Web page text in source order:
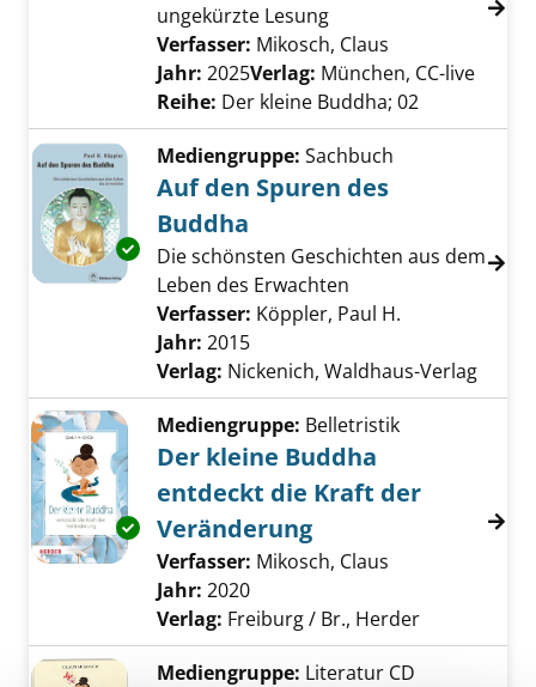
ungekürzte Lesung
Verfasser: Mikosch, Claus
Jahr: 2025Verlag: München, CC-live
Reihe: Der kleine Buddha; 02
Exemplar-Details von Auf den Spuren des
Mediengruppe: Sachbuch
Auf den Spuren des
Buddha
Die schönsten Geschichten aus dem
Leben des Erwachten
Verfasser: Köppler, Paul H.
Jahr: 2015
Verlag: Nickenich, Waldhaus-Verlag
Exemplar-Details von Der kleine Buddha
Mediengruppe: Belletristik
Der kleine Buddha
entdeckt die Kraft der
Veränderung
Verfasser: Mikosch, Claus
Jahr: 2020
Verlag: Freiburg / Br., Herder
Mediengruppe: Literatur CD